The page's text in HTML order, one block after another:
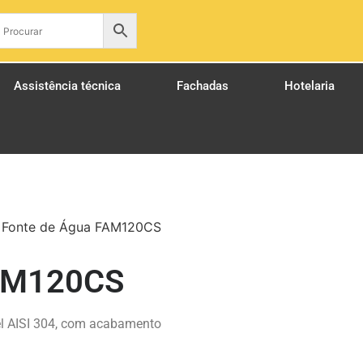
Assistência técnica Fachadas Hotelaria
de Água FAM120CS
AISI 304, com acabamento